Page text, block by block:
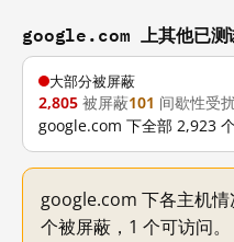
google.com 上其他已测
大部分被屏蔽
2,805 被屏蔽101 间歇性受
google.com 下全部 2,923
google.com 下各主机
个被屏蔽，1 个可访问。